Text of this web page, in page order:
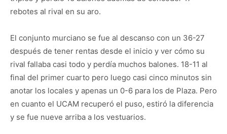
rebotes al rival en su aro.
El conjunto murciano se fue al descanso con un 36-27
después de tener rentas desde el inicio y ver cómo su
rival fallaba casi todo y perdía muchos balones. 18-11 al
final del primer cuarto pero luego casi cinco minutos sin
anotar los locales y apenas un 0-6 para los de Plaza. Pero
en cuanto el UCAM recuperó el puso, estiró la diferencia
y se fue nueve arriba a los vestuarios.